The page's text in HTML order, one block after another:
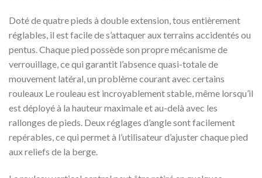
Doté de quatre pieds à double extension, tous entièrement
réglables, il est facile de s’attaquer aux terrains accidentés ou
pentus. Chaque pied possède son propre mécanisme de
verrouillage, ce qui garantit l’absence quasi-totale de
mouvement latéral, un problème courant avec certains
rouleaux Le rouleau est incroyablement stable, même lorsqu’il
est déployé à la hauteur maximale et au-delà avec les
rallonges de pieds. Deux réglages d’angle sont facilement
repérables, ce qui permet à l’utilisateur d’ajuster chaque pied
aux reliefs de la berge.